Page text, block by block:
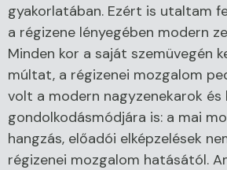
gyakorlatában. Ezért is utaltam
a régizene lényegében modern
Minden kor a saját szemüvegén
múltat, a régizenei mozgalom
volt a modern nagyzenekarok és
gondolkodásmódjára is: a mai
hangzás, előadói elképzelések
régizenei mozgalom hatásától.